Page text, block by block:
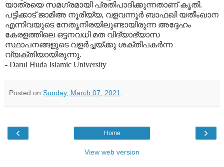
യാത്രയെ സമഗ്രമായി പ്രതിപാദിക്കുന്നതാണ് കൃതി.
പട്ടിക്കാട് ജാമിഅ നൂരിയ്യ, വളവന്നൂര്‍ ബാഫഖി യതീംഖാന
എന്നിവയുടെ നേതൃനിരയിലുണ്ടായിരുന്ന അദ്ദേഹം
കേരളത്തിലെ ഒട്ടനവധി മത വിദ്യാഭ്യാസ
സ്ഥാപനങ്ങളുടെ വളര്‍ച്ചയ്ക്കു ശക്തിപകര്‍ന്ന
വ്യക്തിയായിരുന്നു.
- Darul Huda Islamic University
Posted on Sunday, March 07, 2021
‹ ›
Home
View web version